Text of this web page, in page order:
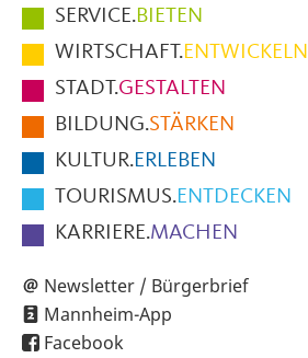
Hauptmenüpunkte
im
Fußbereich
der
Seite
SERVICE.BIETEN
WIRTSCHAFT.ENTWICKELN
STADT.GESTALTEN
BILDUNG.STÄRKEN
KULTUR.ERLEBEN
TOURISMUS.ENTDECKEN
KARRIERE.MACHEN
Newsletter / Bürgerbrief
Mannheim-App
Facebook